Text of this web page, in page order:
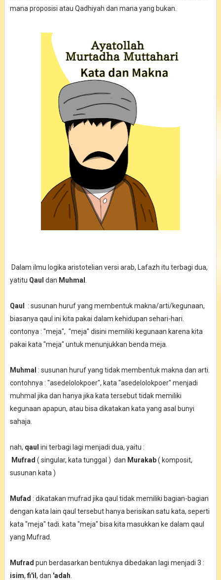
mana proposisi atau Qadhiyah dan mana yang bukan.
Dalam ilmu logika aristotelian versi arab, Lafazh itu terbagi dua,
yatitu Qaul dan Muhmal
Qaul
: susunan huruf yang membentuk makna/arti/kegunaan,
biasanya qaul ini kita pakai dalam kehidupan sehari-hari.
contonya : "meja", "meja" disini memiliki kegunaan karena kita
pakai kata "meja" untuk menunjukkan benda meja.
Muhmal : susunan huruf yang tidak membentuk makna dan arti.
contohnya : "asedelolokpoer", kata "asedelolokpoer" menjadi
muhmal jika dan hanya jika kata tersebut tidak memiliki
kegunaan apapun, atau bisa dikatakan kata yang asal bunyi
sahaja.
nah, qaul ini terbagi lagi menjadi dua, yaitu :
Mufrad ( singular, kata tunggal ) dan Murakab( komposit,
susunan kata )
Mufad : dikatakan mufrad jika qaul tidak memiliki bagian-bagian
dengan kata lain qaul tersebut hanya berisikan satu kata, seperti
kata "meja" tadi. kata "meja" bisa kita masukkan ke dalam qaul
yang Mufrad.
Mufrad pun berdasarkan bentuknya dibedakan lagi menjadi 3 :
isim, fi'il , dan 'adah